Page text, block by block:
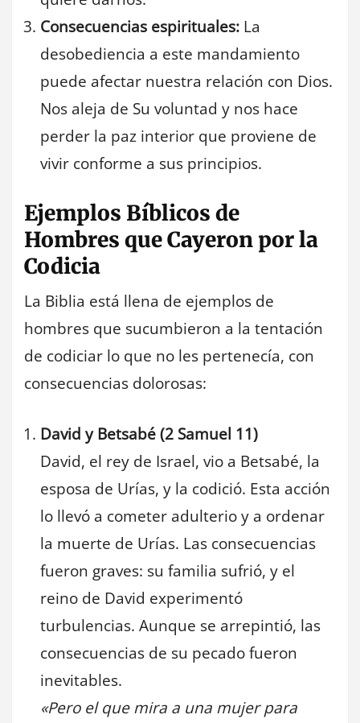
Consecuencias espirituales: La
desobediencia a este mandamiento
puede afectar nuestra relación con Dios.
Nos aleja de Su voluntad y nos hace
perder la paz interior que proviene de
vivir conforme a sus principios.
Ejemplos Bíblicos de
Hombres que Cayeron por la
Codicia
La Biblia está llena de ejemplos de
hombres que sucumbieron a la tentación
de codiciar lo que no les pertenecía, con
consecuencias dolorosas:
David y Betsabé (2 Samuel 11)
David, el rey de Israel, vio a Betsabé, la
esposa de Urías, y la codició. Esta acción
lo llevó a cometer adulterio y a ordenar
la muerte de Urías. Las consecuencias
fueron graves: su familia sufrió, y el
reino de David experimentó
turbulencias. Aunque se arrepintió, las
consecuencias de su pecado fueron
inevitables.
«Pero el que mira a una mujer para